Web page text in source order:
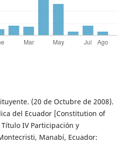
(20 de Octubre de 2008).
del Ecuador [Constitution of
IV Participación y
Manabí, Ecuador: